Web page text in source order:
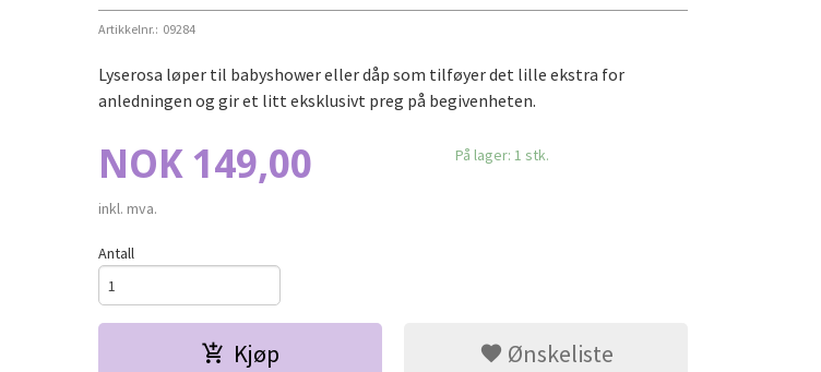
Artikkelnr.: 09284
Lyserosa løper til babyshower eller dåp som tilføyer det lille ekstra for
anledningen og gir et litt eksklusivt preg på begivenheten.
Pris
NOK 149,00
inkl. mva.
På lager: 1 stk.
Antall
Kjøp Ønskeliste